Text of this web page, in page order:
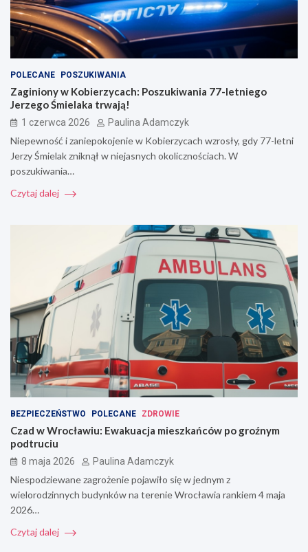
POLECANE POSZUKIWANIA
Zaginiony w Kobierzycach: Poszukiwania 77-letniego
Jerzego Śmielaka trwają!
1 czerwca 2026 Paulina Adamczyk
Niepewność i zaniepokojenie w Kobierzycach wzrosły, gdy 77-letni
Jerzy Śmielak zniknął w niejasnych okolicznościach. W
poszukiwania…
Czytaj dalej
BEZPIECZEŃSTWO POLECANE ZDROWIE
Czad w Wrocławiu: Ewakuacja mieszkańców po groźnym
podtruciu
8 maja 2026 Paulina Adamczyk
Niespodziewane zagrożenie pojawiło się w jednym z
wielorodzinnych budynków na terenie Wrocławia rankiem 4 maja
2026…
Czytaj dalej